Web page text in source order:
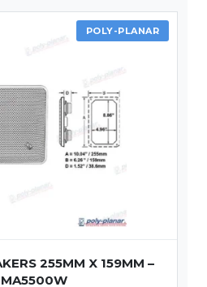
POLY-PLANAR
255MM X 159MM –